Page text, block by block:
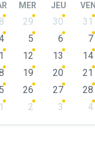
MER JEU VEN
29 30 31
5 6 7
12 13 14
19 20 21
26 27 28
1 2 3 4